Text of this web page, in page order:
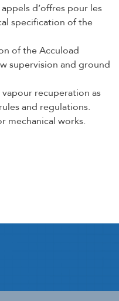
d’offres pour les
specification of the
of the Accuload
supervision and ground
vapour recuperation as
and regulations.
mechanical works.